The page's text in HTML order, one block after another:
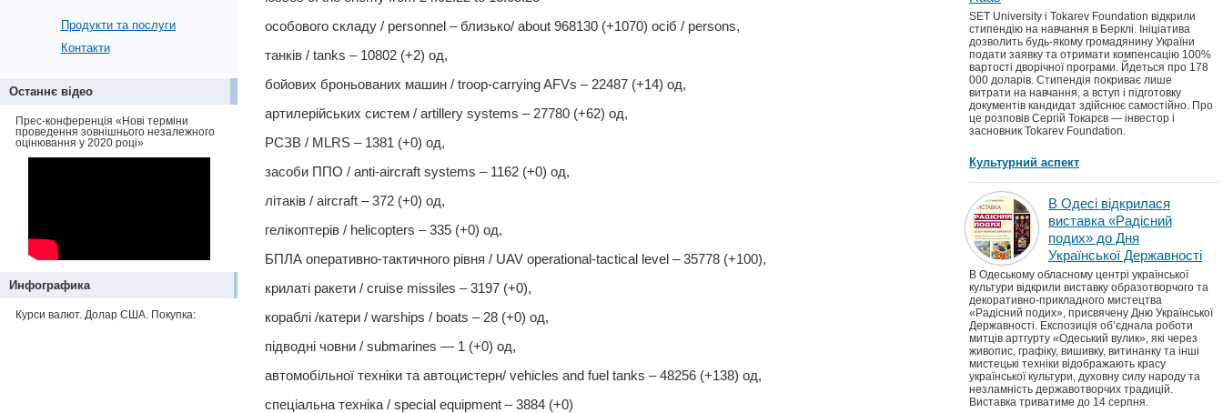
Продукти та послуги
Контакти
Останнє відео
Прес-конференція «Нові терміни
проведення зовнішнього незалежного
оцінювання у 2020 році»
Инфографика
Курси валют. Долар США. Покупка:
особового складу / personnel ‒ близько/ about 968130 (+1070) осіб / persons,
танків / tanks ‒ 10802 (+2) од,
бойових броньованих машин / troop-carrying AFVs ‒ 22487 (+14) од,
артилерійських систем / artillery systems – 27780 (+62) од,
РСЗВ / MLRS – 1381 (+0) од,
засоби ППО / anti-aircraft systems ‒ 1162 (+0) од,
літаків / aircraft – 372 (+0) од,
гелікоптерів / helicopters – 335 (+0) од,
БПЛА оперативно-тактичного рівня / UAV operational-tactical level – 35778 (+100),
крилаті ракети / cruise missiles ‒ 3197 (+0),
кораблі /катери / warships / boats ‒ 28 (+0) од,
підводні човни / submarines — 1 (+0) од,
автомобільної техніки та автоцистерн/ vehicles and fuel tanks – 48256 (+138) од,
спеціальна техніка / special equipment ‒ 3884 (+0)
SET University і Tokarev Foundation відкрили
стипендію на навчання в Берклі. Ініціатива
дозволить будь-якому громадянину України
подати заявку та отримати компенсацію 100%
вартості дворічної програми. Йдеться про 178
000 доларів. Стипендія покриває лише
витрати на навчання, а вступ і підготовку
документів кандидат здійснює самостійно. Про
це розповів Сергій Токарєв — інвестор і
засновник Tokarev Foundation.
Культурний аспект
В Одесі відкрилася
виставка «Радісний
подих» до Дня
Української Державності
В Одеському обласному центрі української
культури відкрили виставку образотворчого та
декоративно-прикладного мистецтва
«Радісний подих», присвячену Дню Української
Державності. Експозиція об’єднала роботи
митців артгурту «Одеський вулик», які через
живопис, графіку, вишивку, витинанку та інші
мистецькі техніки відображають красу
української культури, духовну силу народу та
незламність державотворчих традицій.
Виставка триватиме до 14 серпня.